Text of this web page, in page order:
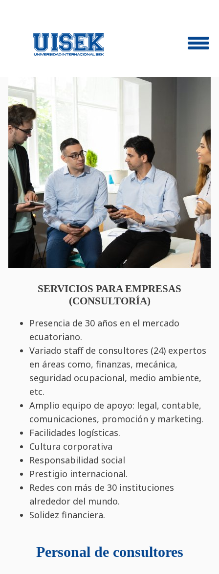
SERVICIOS PARA EMPRESAS
(CONSULTORÍA)
Presencia de 30 años en el mercado
ecuatoriano.
Variado staff de consultores (24) expertos
en áreas como, finanzas, mecánica,
seguridad ocupacional, medio ambiente,
etc.
Amplio equipo de apoyo: legal, contable,
comunicaciones, promoción y marketing.
Facilidades logísticas.
Cultura corporativa
Responsabilidad social
Prestigio internacional.
Redes con más de 30 instituciones
alrededor del mundo.
Solidez financiera.
Personal de consultores